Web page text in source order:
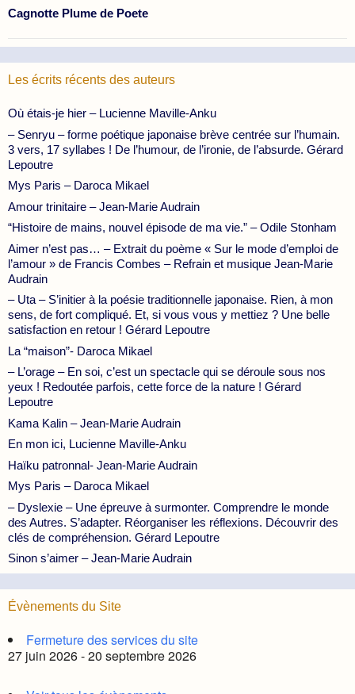
Cagnotte Plume de Poete
Les écrits récents des auteurs
Où étais-je hier – Lucienne Maville-Anku
– Senryu – forme poétique japonaise brève centrée sur l’humain.
3 vers, 17 syllabes ! De l’humour, de l’ironie, de l’absurde. Gérard
Lepoutre
Mys Paris – Daroca Mikael
Amour trinitaire – Jean-Marie Audrain
“Histoire de mains, nouvel épisode de ma vie.” – Odile Stonham
Aimer n’est pas… – Extrait du poème « Sur le mode d’emploi de
l’amour » de Francis Combes – Refrain et musique Jean-Marie
Audrain
– Uta – S’initier à la poésie traditionnelle japonaise. Rien, à mon
sens, de fort compliqué. Et, si vous vous y mettiez ? Une belle
satisfaction en retour ! Gérard Lepoutre
La “maison”- Daroca Mikael
– L’orage – En soi, c’est un spectacle qui se déroule sous nos
yeux ! Redoutée parfois, cette force de la nature ! Gérard
Lepoutre
Kama Kalin – Jean-Marie Audrain
En mon ici, Lucienne Maville-Anku
Haïku patronnal- Jean-Marie Audrain
Mys Paris – Daroca Mikael
– Dyslexie – Une épreuve à surmonter. Comprendre le monde
des Autres. S’adapter. Réorganiser les réflexions. Découvrir des
clés de compréhension. Gérard Lepoutre
Sinon s’aimer – Jean-Marie Audrain
Évènements du Site
Fermeture des services du site
27 juin 2026 - 20 septembre 2026